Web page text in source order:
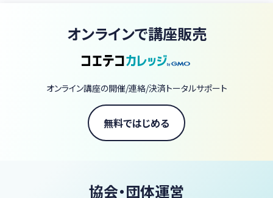
ど、血液形態学以外の講座も企画開催予定です。
オンラインで講座販売
オンライン講座の開催/連絡/決済トータルサポート
無料ではじめる
協会・団体運営